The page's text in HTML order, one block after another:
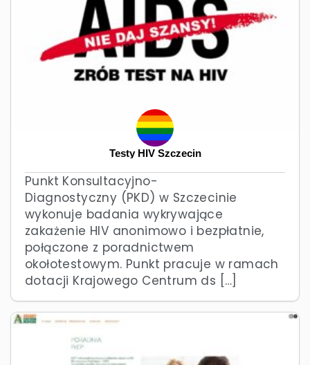
Testy HIV Szczecin
Punkt Konsultacyjno-
Diagnostyczny (PKD) w Szczecinie
wykonuje badania wykrywające
zakażenie HIV anonimowo i bezpłatnie,
połączone z poradnictwem
okołotestowym. Punkt pracuje w ramach
dotacji Krajowego Centrum ds […]